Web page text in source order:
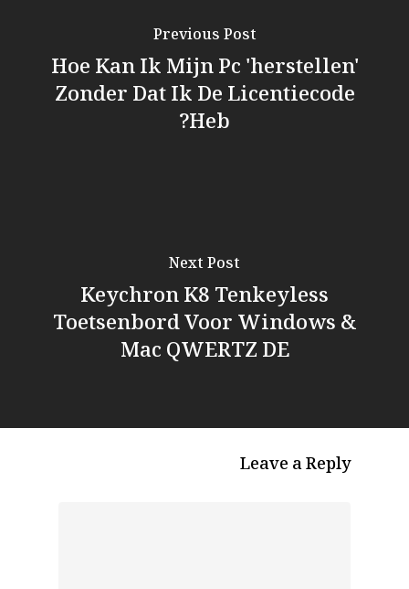
Previous Post
Hoe Kan Ik Mijn Pc 'herstellen'
Zonder Dat Ik De Licentiecode
Heb?
Next Post
Keychron K8 Tenkeyless
Toetsenbord Voor Windows &
Mac QWERTZ DE
Leave a Reply